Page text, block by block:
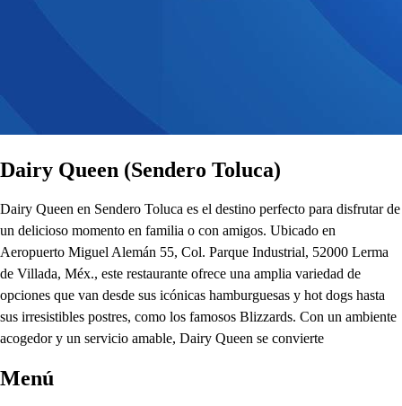
Dairy Queen (Sendero Toluca)
Dairy Queen en Sendero Toluca es el destino perfecto para disfrutar de
un delicioso momento en familia o con amigos. Ubicado en
Aeropuerto Miguel Alemán 55, Col. Parque Industrial, 52000 Lerma
de Villada, Méx., este restaurante ofrece una amplia variedad de
opciones que van desde sus icónicas hamburguesas y hot dogs hasta
sus irresistibles postres, como los famosos Blizzards. Con un ambiente
acogedor y un servicio amable, Dairy Queen se convierte
Menú